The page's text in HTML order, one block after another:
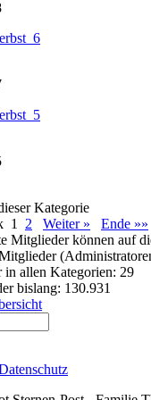
Kategorie
1 2 Weiter »
Ende »»
Mitglieder können auf
in allen Kategorien: 29
bislang: 130.931